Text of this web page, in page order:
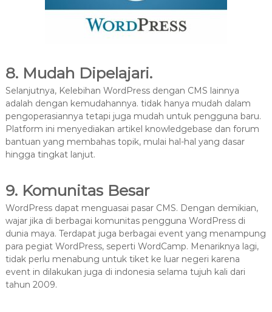
8. Mudah Dipelajari.
Selanjutnya, Kelebihan WordPress dengan CMS lainnya
adalah dengan kemudahannya. tidak hanya mudah dalam
pengoperasiannya tetapi juga mudah untuk pengguna baru.
Platform ini menyediakan artikel knowledgebase dan forum
bantuan yang membahas topik, mulai hal-hal yang dasar
hingga tingkat lanjut.
9. Komunitas Besar
WordPress dapat menguasai pasar CMS. Dengan demikian,
wajar jika di berbagai komunitas pengguna WordPress di
dunia maya. Terdapat juga berbagai event yang menampung
para pegiat WordPress, seperti WordCamp. Menariknya lagi,
tidak perlu menabung untuk tiket ke luar negeri karena
event in dilakukan juga di indonesia selama tujuh kali dari
tahun 2009.